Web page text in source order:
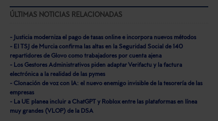
ÚLTIMAS NOTICIAS RELACIONADAS
- Justicia moderniza el pago de tasas online e incorpora nuevos métodos
- El TSJ de Murcia confirma las altas en la Seguridad Social de 140
repartidores de Glovo como trabajadores por cuenta ajena
- Los Gestores Administrativos piden adaptar Verifactu y la factura
electrónica a la realidad de las pymes
- Clonación de voz con IA: el nuevo enemigo invisible de la tesorería de las
empresas
- La UE planea incluir a ChatGPT y Roblox entre las plataformas en línea
muy grandes (VLOP) de la DSA